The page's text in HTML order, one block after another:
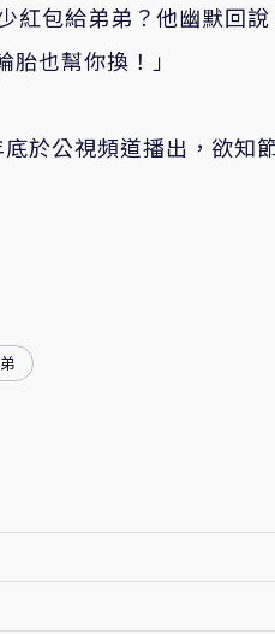
紅包給弟弟？他幽默回
也幫你換！」
於公視頻道播出，欲知